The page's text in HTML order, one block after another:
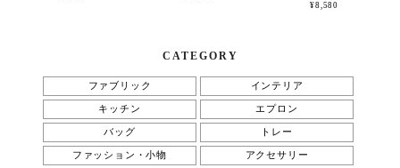
¥8,580
CATEGORY
ファブリック インテリア
キッチン エプロン
バッグ トレー
ファッション・小物 アクセサリー